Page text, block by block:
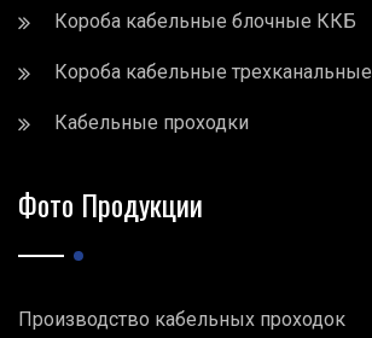
Короба кабельные блочные ККБ
Короба кабельные трехканальные
Кабельные проходки
Фото Продукции
Производство кабельных проходок